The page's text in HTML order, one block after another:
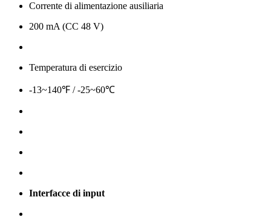
Corrente di alimentazione ausiliaria
200 mA (CC 48 V)
Temperatura di esercizio
-13~140℉ / -25~60℃
Interfacce di input